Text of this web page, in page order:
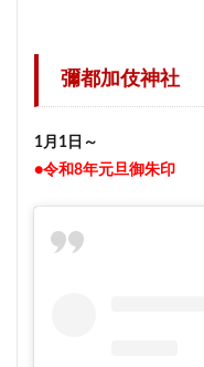
彌都加伎神社
1月1日～
●令和8年元旦御朱印